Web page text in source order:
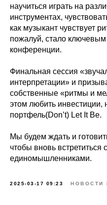
научиться играть на
инструментах,
как музыкант чувствует
пожалуй, стало
конференции.
Финальная сессия
интерпретации» и
собственные «ритмы и
этом любить инвестиции,
портфель(Don’t) Let It Be.
Мы будем ждать и
чтобы вновь встретиться
единомышленниками.
2025-03-17 09:23 НОВОСТИ
Личный кабинет
Авторизация
Регистрация
Для инвесторов
Защита капитала
Документы платформы
Инвесторам